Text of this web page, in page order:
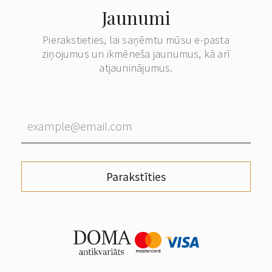
Jaunumi
Pierakstieties, lai saņēmtu mūsu e-pasta
ziņojumus un ikmēneša jaunumus, kā arī
atjauninājumus.
Parakstīties